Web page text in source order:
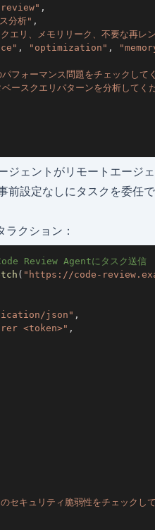
,
分析" ,
エリ、メモリリーク、不要な再レ
, "optimization" ,
フォーマンス問題をチェックして
ースクエリパターンを分析してく
ジェントがリモートエージ
前設定なしにタスクを委任
クション：
Review Agentにタスク送信
( "https://code-
json" ,
<token>" ,
セキュリティ脆弱性をチェックし